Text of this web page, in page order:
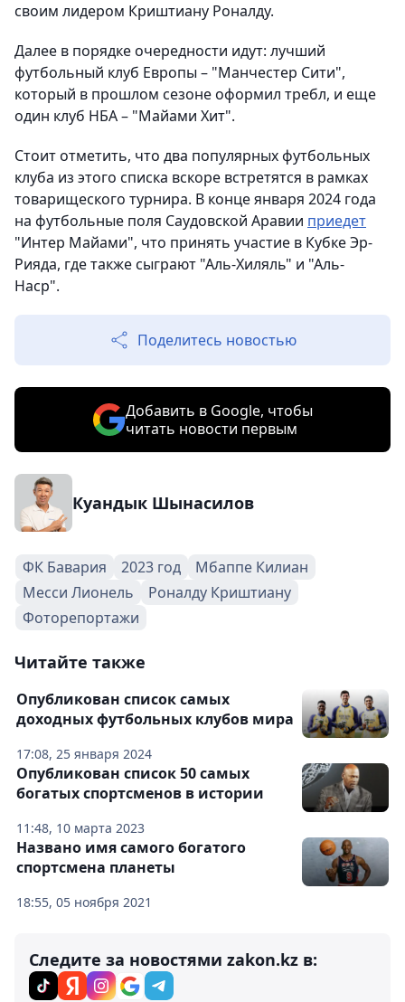
своим лидером Криштиану Роналду.
Далее в порядке очередности идут: лучший
футбольный клуб Европы – "Манчестер Сити",
который в прошлом сезоне оформил требл, и еще
один клуб НБА – "Майами Хит".
Стоит отметить, что два популярных футбольных
клуба из этого списка вскоре встретятся в рамках
товарищеского турнира. В конце января 2024 года
на футбольные поля Саудовской Аравии приедет
"Интер Майами", что принять участие в Кубке Эр-
Рияда, где также сыграют "Аль-Хиляль" и "Аль-
Наср".
Поделитесь новостью
Добавить в Google, чтобы
читать новости первым
Куандык Шынасилов
ФК Бавария 2023 год
Мбаппе Килиан
Месси Лионель
Роналду Криштиану
Фоторепортажи
Читайте также
17:08, 25 января 2024
Опубликован список самых
доходных футбольных клубов мира
11:48, 10 марта 2023
Опубликован список 50 самых
богатых спортсменов в истории
18:55, 05 ноября 2021
Названо имя самого богатого
спортсмена планеты
Следите за новостями zakon.kz в: